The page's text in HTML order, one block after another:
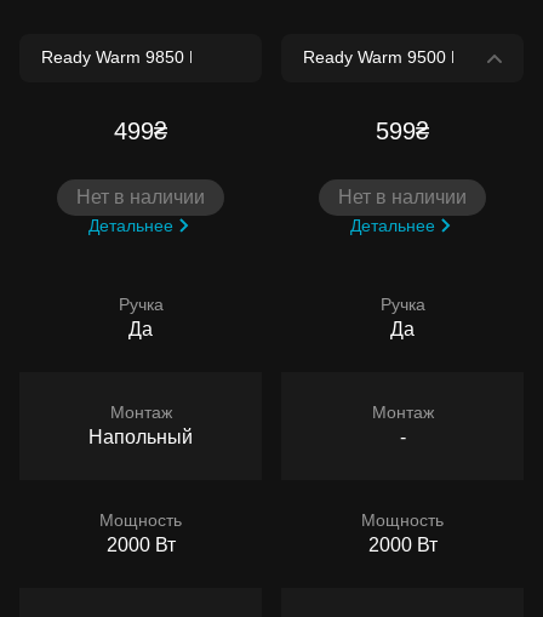
499₴
Нет в наличии
Детальнее
Ручка
Да
Монтаж
Напольный
Мощность
2000 Вт
599₴
Нет в наличии
Детальнее
Ручка
Да
Монтаж
-
Мощность
2000 Вт